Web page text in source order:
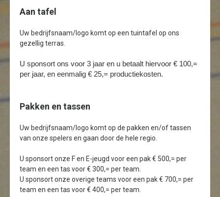
Aan tafel
Uw bedrijfsnaam/logo komt op een tuintafel op ons
gezellig terras.
U sponsort ons voor 3 jaar en u betaalt hiervoor € 100,=
per jaar, en eenmalig € 25,= productiekosten.
Pakken en tassen
Uw bedrijfsnaam/logo komt op de pakken en/of tassen
van onze spelers en gaan door de hele regio.
U sponsort onze F en E-jeugd voor een pak € 500,= per
team en een tas voor € 300,= per team.
U sponsort onze overige teams voor een pak € 700,= per
team en een tas voor € 400,= per team.